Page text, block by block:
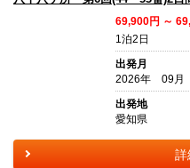
69,900円 ～
1泊2日
出発月
2026年 09月
出発地
愛知県
詳